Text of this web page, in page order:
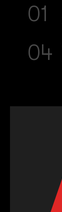
01
04